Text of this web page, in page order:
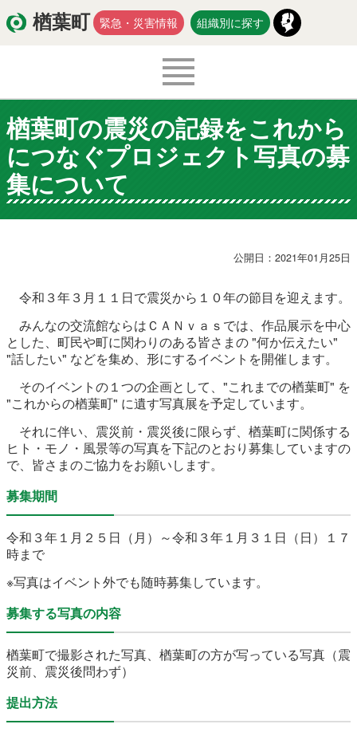
楢葉町 緊急・災害情報 組織別に探す
くらし・環境 出産・子育て
医療・健康・福祉
入札・契約 商工・労働 新産業
農林水産業 新規造成区画
楢葉町について 町長室
復興・計画 ふるさと納税
農業委員会
例規集
イベント
楢葉町の震災の記録をこれから
につなぐプロジェクト写真の募
集について
公開日：2021年01月25日
令和３年３月１１日で震災から１０年の節目を迎えます。
みんなの交流館ならはＣＡＮｖａｓでは、作品展示を中心
とした、町民や町に関わりのある皆さまの "何か伝えたい"
"話したい" などを集め、形にするイベントを開催します。
そのイベントの１つの企画として、"これまでの楢葉町" を
"これからの楢葉町" に遺す写真展を予定しています。
それに伴い、震災前・震災後に限らず、楢葉町に関係する
ヒト・モノ・風景等の写真を下記のとおり募集していますの
で、皆さまのご協力をお願いします。
募集期間
令和３年１月２５日（月）～令和３年１月３１日（日）１７
時まで
※写真はイベント外でも随時募集しています。
募集する写真の内容
楢葉町で撮影された写真、楢葉町の方が写っている写真（震
災前、震災後問わず）
提出方法